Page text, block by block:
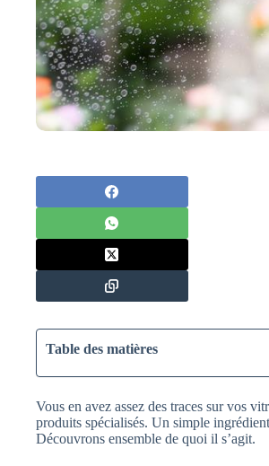
Table des matières
Vous en avez assez des traces sur vos
produits spécialisés. Un simple
Découvrons ensemble de quoi il s’agit.